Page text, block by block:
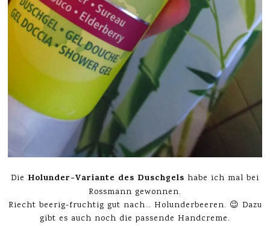
Die Holunder-Variante des Duschgels habe ich mal bei
Rossmann gewonnen.
Riecht beerig-fruchtig gut nach… Holunderbeeren. 😉 Dazu
gibt es auch noch die passende Handcreme.